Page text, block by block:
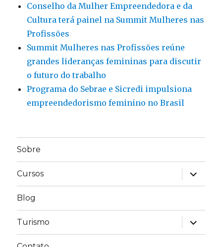
Conselho da Mulher Empreendedora e da
Cultura terá painel na Summit Mulheres nas
Profissões
Summit Mulheres nas Profissões reúne
grandes lideranças femininas para discutir
o futuro do trabalho
Programa do Sebrae e Sicredi impulsiona
empreendedorismo feminino no Brasil
Sobre
Cursos
expandir
Blog
Turismo
expandir